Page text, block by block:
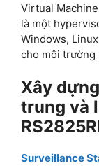
Virtual
là một
Windows,
cho môi trường
Xây
trung và
Surveillance